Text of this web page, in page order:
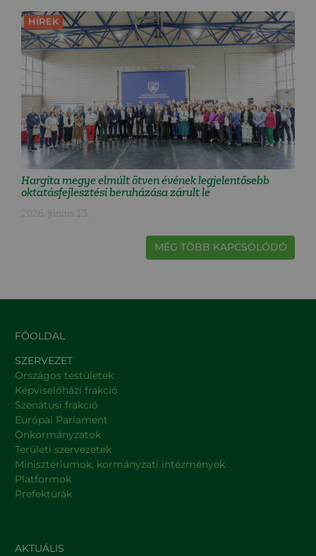
HÍREK
Hargita megye elmúlt ötven évének legjelentősebb
oktatásfejlesztési beruházása zárult le
2026. június 13.
MÉG TÖBB KAPCSOLÓDÓ
FŐOLDAL
SZERVEZET
Országos testületek
Képviselőházi frakció
Szenátusi frakció
Európai Parlament
Önkormányzatok
Területi szervezetek
Minisztériumok, kormányzati intézmények
Platformok
Prefektúrák
AKTUÁLIS